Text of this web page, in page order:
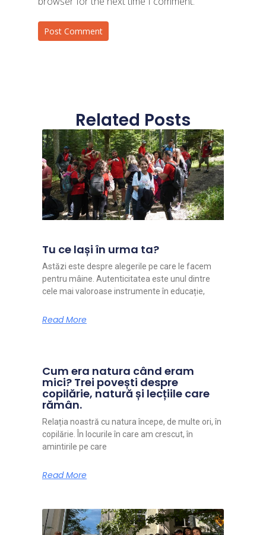
Related Posts
Tu ce lași în urma ta?
Astăzi este despre alegerile pe care le facem
pentru mâine. Autenticitatea este unul dintre
cele mai valoroase instrumente în educație,
Read More
Cum era natura când eram
mici? Trei povești despre
copilărie, natură și lecțiile care
rămân.
Relația noastră cu natura începe, de multe ori, în
copilărie. În locurile în care am crescut, în
amintirile pe care
Read More